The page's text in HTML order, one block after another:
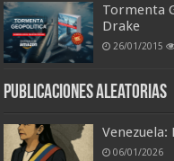
Tormenta
Drake
26/01/2015
Publicaciones aleatorias
Venezuela:
06/01/2026